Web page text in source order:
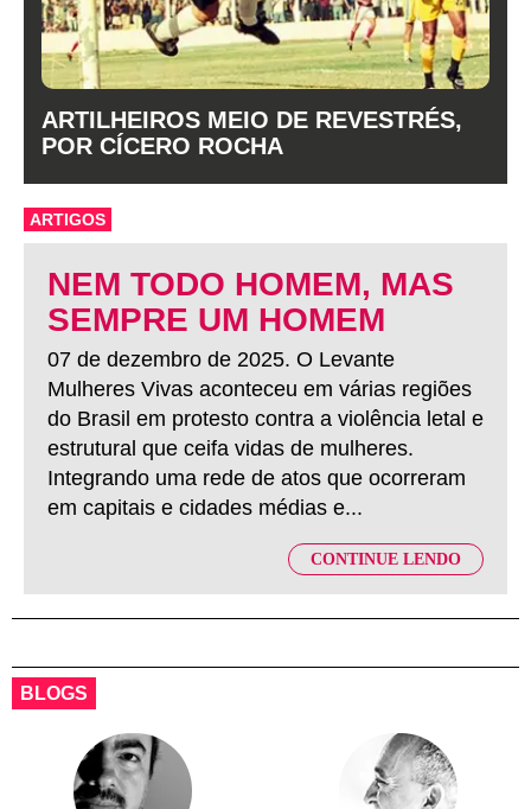
ARTILHEIROS MEIO DE REVESTRÉS,
POR CÍCERO ROCHA
ARTIGOS
NEM TODO HOMEM, MAS
SEMPRE UM HOMEM
07 de dezembro de 2025. O Levante
Mulheres Vivas aconteceu em várias regiões
do Brasil em protesto contra a violência letal e
estrutural que ceifa vidas de mulheres.
Integrando uma rede de atos que ocorreram
em capitais e cidades médias e...
CONTINUE LENDO
BLOGS